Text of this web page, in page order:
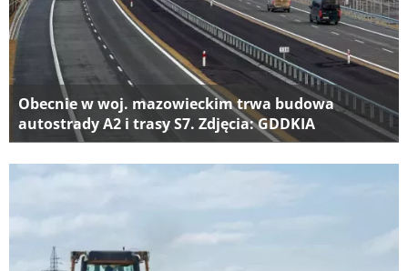
Obecnie w woj. mazowieckim trwa budowa
autostrady A2 i trasy S7. Zdjęcia: GDDKIA